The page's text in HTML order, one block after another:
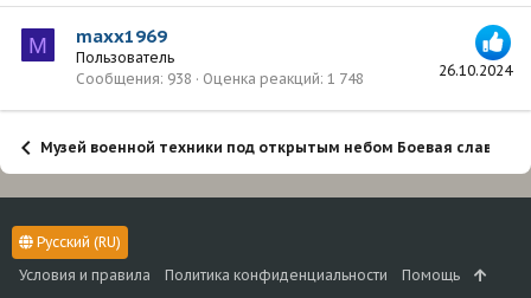
M
26.10.2024
maxx1969
Пользователь
Сообщения 938 Оценка реакций 1 748
Музей военной техники под открытым небом Боевая слава
Русский (RU)
Условия и правила
Политика конфиденциальности Помощь